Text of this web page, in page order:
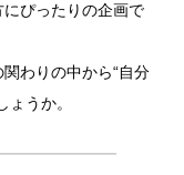
ぴったりの企画で
わりの中から“自分
うか。